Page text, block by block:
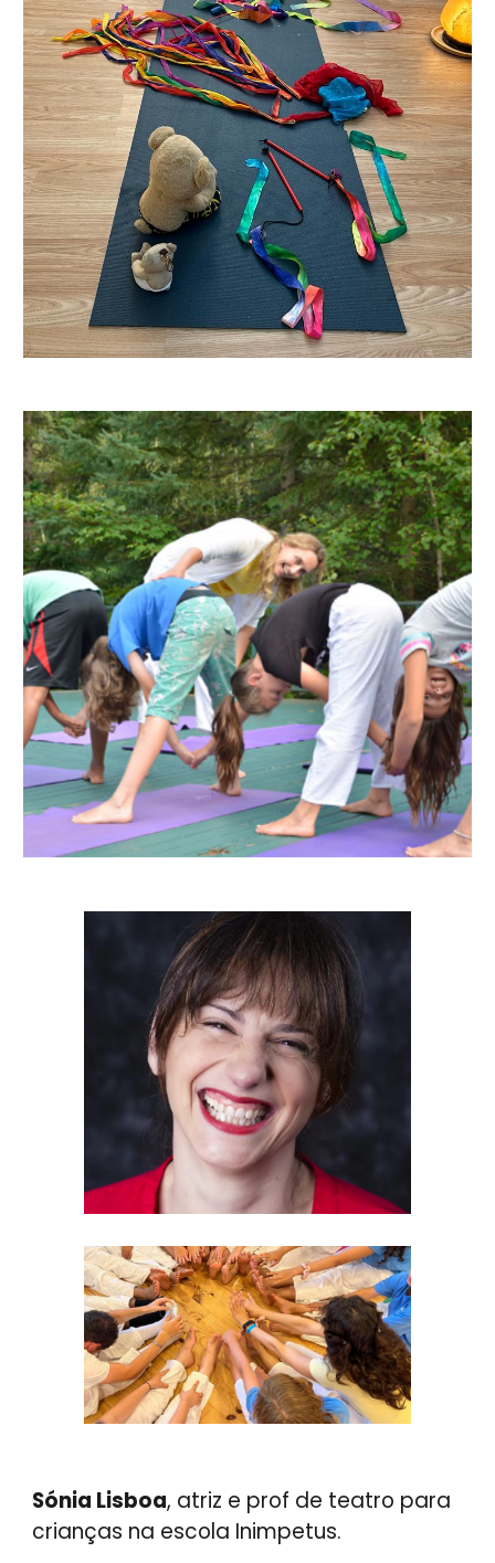
Sónia Lisboa, atriz e prof de teatro para
crianças na escola Inimpetus.